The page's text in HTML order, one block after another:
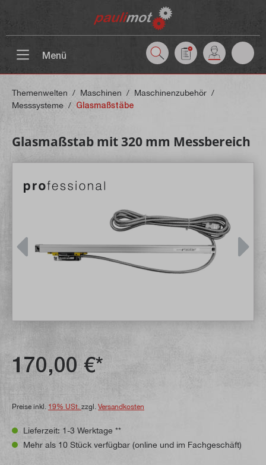
Menü
Themenwelten / Maschinen / Maschinenzubehör /
Messsysteme / Glasmaßstäbe
Glasmaßstab mit 320 mm Messbereich
170,00 €*
Preise inkl. 19% USt. zzgl. Versandkosten
Lieferzeit: 1-3 Werktage **
Mehr als 10 Stück verfügbar (online und im Fachgeschäft)